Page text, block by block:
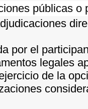
públicas
por el
legales
de la